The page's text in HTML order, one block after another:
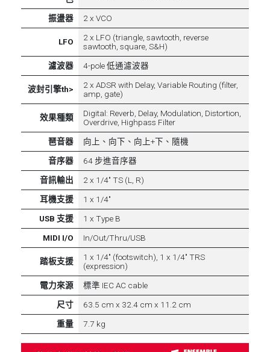
振盪器 2 x VCO
LFO
2 x LFO (triangle, sawtooth, reverse
sawtooth, square, S&H)
濾波器
4-pole 低通濾波器
波封引擎th>
2 x ADSR with Delay, Variable Routing (filter,
amp, gate)
效果種類
Digital: Reverb, Delay, Modulation, Distortion,
Overdrive, Highpass Filter
琶音器
向上、向下、向上+下、隨機
音序器
64 步進音序器
音訊輸出
2 x 1/4" TS (L, R)
耳機支援
1 x 1/4"
USB 支援
1 x Type B
MIDI I/O
In/Out/Thru/USB
踏板支援
1 x 1/4" (footswitch), 1 x 1/4" TRS
(expression)
電力來源
標準 IEC AC cable
尺寸
63.5 cm x 32.4 cm x 11.2 cm
重量
7.7 kg